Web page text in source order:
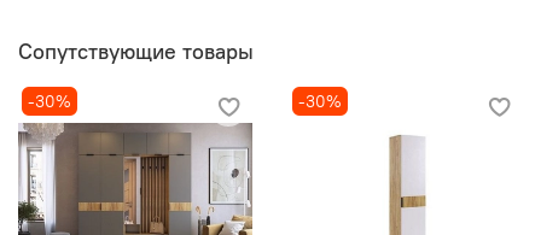
Сопутствующие товары
-30% -30%